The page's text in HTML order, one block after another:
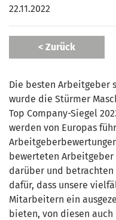
22.11.2022
< Zurück
Die besten Arbeitgeber
wurde die Stürmer
Top Company-Siegel
werden von Europas
bewerteten Arbeitgeber
darüber und betrachten
dafür, dass unsere
Mitarbeitern ein
bieten, von diesen